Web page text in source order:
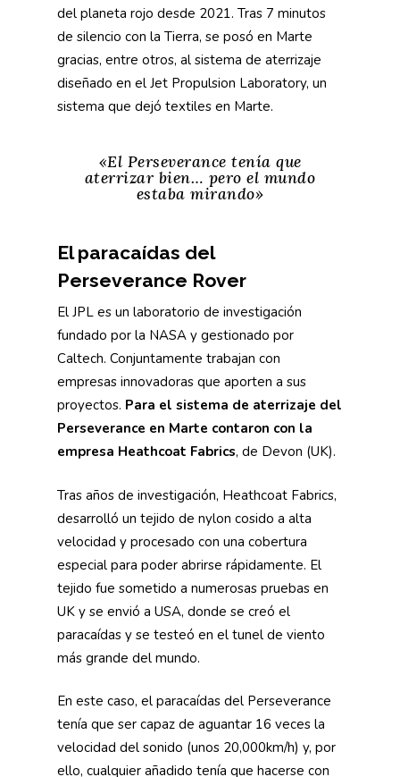
del planeta rojo desde 2021. Tras 7 minutos
de silencio con la Tierra, se posó en Marte
gracias, entre otros, al sistema de aterrizaje
diseñado en el Jet Propulsion Laboratory, un
sistema que dejó textiles en Marte.
«El Perseverance tenía que
aterrizar bien… pero el mundo
estaba mirando»
El paracaídas del
Perseverance Rover
El JPL es un laboratorio de investigación
fundado por la NASA y gestionado por
Caltech. Conjuntamente trabajan con
empresas innovadoras que aporten a sus
proyectos. Para el sistema de aterrizaje del
Perseverance en Marte contaron con la
empresa Heathcoat Fabrics, de Devon (UK).
Tras años de investigación, Heathcoat Fabrics,
desarrolló un tejido de nylon cosido a alta
velocidad y procesado con una cobertura
especial para poder abrirse rápidamente. El
tejido fue sometido a numerosas pruebas en
UK y se envió a USA, donde se creó el
paracaídas y se testeó en el tunel de viento
más grande del mundo.
En este caso, el paracaídas del Perseverance
tenía que ser capaz de aguantar 16 veces la
velocidad del sonido (unos 20,000km/h) y, por
ello, cualquier añadido tenía que hacerse con